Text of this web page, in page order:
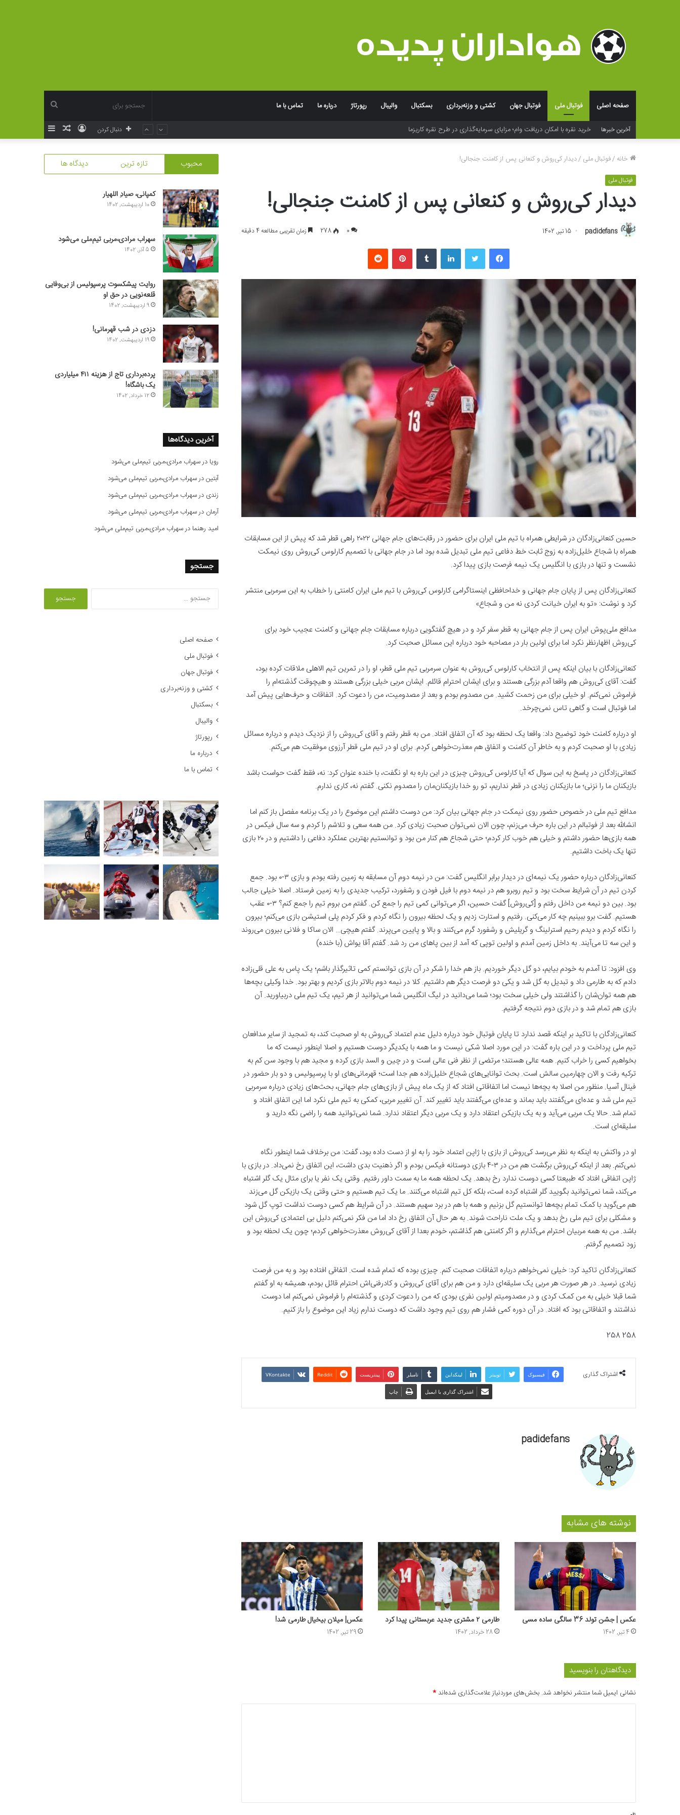
صفحه اصلی فوتبال ملی فوتبال جهان کشتی و وزنه‌برداری بسکتبال والیبال رپورتاژ درباره ما تماس با ما
برای آخرین خبرها
فراتر از لوگو؛ جادوی شخصی‌سازی و بسته‌بندی در خلق تجربه به یاد ماندنی برند
نوشته
ورود دنبال کردن
خانه /فوتبال ملی /دیدار کی‌روش و کنعانی پس از کامنت جنجالی!
فوتبال ملی
دیدار کی‌روش و کنعانی پس از کامنت جنجالی!
padidefans 15 تیر, 1402 0
278 زمان تقریبی مطالعه 4 دقیقه
فیسبوک لینکداین پینتریست
حسین کنعانی‌زادگان در شرایطی همراه با تیم ملی ایران برای حضور در رقابت‌های جام جهانی ۲۰۲۲ راهی قطر شد که پیش از این مسابقات
همراه با شجاع خلیل‌زاده به زوج ثابت خط دفاعی تیم ملی تبدیل شده بود اما در جام جهانی با تصمیم کارلوس کی‌روش روی نیمکت
نشست و تنها در بازی با انگلیس یک نیمه فرصت بازی پیدا کرد.
کنعانی‌زادگان پس از پایان جام جهانی و خداحافظی اینستاگرامی کارلوس کی‌روش با تیم ملی ایران کامنتی را خطاب به این سرمربی منتشر
کرد و نوشت: «تو به ایران خیانت کردی نه من و شجاع»
مدافع ملی‌پوش ایران پس از جام جهانی به قطر سفر کرد و در هیچ گفتگویی درباره مسابقات جام جهانی و کامنت عجیب خود برای
کی‌روش اظهارنظر نکرد اما برای اولین بار در مصاحبه خود درباره این مسائل صحبت کرد.
کنعانی‌زادگان با بیان اینکه پس از انتخاب کارلوس کی‌روش به عنوان سرمربی تیم ملی قطر، او را در تمرین تیم الاهلی ملاقات کرده بود،
گفت: آقای کی‌روش هم واقعا آدم بزرگی هستند و برای ایشان احترام قائلم. ایشان مربی خیلی بزرگی هستند و هیچوقت گذشته‌ام را
فراموش نمی‌کنم. او خیلی برای من زحمت کشید. من مصدوم بودم و بعد از مصدومیت، من را دعوت کرد. اتفاقات و حرف‌هایی پیش‌ آمد
اما فوتبال است و گاهی تاس نمی‌چرخد.
او درباره کامنت خود توضیح داد: واقعا یک لحظه بود که آن اتفاق افتاد. من به قطر رفتم و آقای کی‌روش را از نزدیک دیدم و درباره مسائل
زیادی با او صحبت کردم و به خاطر آن کامنت و اتفاق هم معذرت‌خواهی کردم. برای او در تیم ملی قطر آرزوی موفقیت هم می‌کنم.
کنعانی‌زادگان در پاسخ به این سوال که آیا کارلوس کی‌روش چیزی در این باره به او نگفت، با خنده عنوان کرد: نه، فقط گفت حواست باشد
بازیکنان ما را نزنی؛ ما بازیکنان زیادی در قطر نداریم، تو رو خدا بازیکنان‌مان را مصدوم نکنی. گفتم نه، کاری ندارم.
مدافع تیم ملی در خصوص حضور روی نیمکت در جام جهانی بیان کرد: من دوست داشتم این موضوع را در یک برنامه مفصل باز کنم اما
انشالله بعد از فوتبالم در این باره حرف می‌زنم، چون الان نمی‌توان صحبت زیادی کرد. من همه سعی و تلاشم را کردم و سه سال فیکس در
همه بازی‌ها حضور داشتم و خیلی هم خوب کار کردم؛ حتی شجاع هم کنار من بود و توانستیم بهترین عملکرد دفاعی را داشتیم و در ۲۰ بازی
تنها یک باخت داشتیم.
کنعانی‌زادگان درباره حضور یک نیمه‌ای در دیدار برابر انگلیس گفت: من در نیمه دوم آن مسابقه به زمین رفته بودم و بازی ۳-۰ بود. جمع
کردن تیم در آن شرایط سخت بود و تیم روبرو هم در نیمه دوم با فیل فودن و رشفورد، ترکیب جدیدی را به زمین فرستاد. اصلا خیلی جالب
بود. بین دو نیمه من داخل رفتم و [کی‌روش] گفت حسین، اگر می‌توانی کمی تیم را جمع کن. گفتم من بروم تیم را جمع کنم؟ ۳-۰ عقب
هستیم. گفت برو ببینیم چه کار می‌کنی. رفتیم و استارت زدیم و یک لحظه بیرون را نگاه کردم و فکر کردم پلی استیشن بازی می‌کنم؛ بیرون
را نگاه کردم و دیدم رحیم استرلینگ و گریلیش و رشفورد گرم می‌کنند و بالا و پایین می‌پرند. گفتم هیچی… الان ساکا و فلانی بیرون می‌روند
و این سه تا می‌آیند. به داخل زمین آمدم و اولین توپی که آمد از بین پاهای من رد شد. گفتم آقا یواش (با خنده)
وی افزود: تا آمدم به خودم بیایم، دو گل دیگر خوردیم. باز هم خدا را شکر در آن بازی توانستم کمی تاثیرگذار باشم؛ یک پاس به علی قلی‌زاده
دادم که به طارمی داد و تبدیل به گل شد و یکی دو فرصت دیگر هم داشتیم. کلا در نیمه دوم بالاتر بازی کردیم و بهتر بود. خدا وکیلی بچه‌ها
هم همه توان‌شان را گذاشتند ولی خیلی سخت بود؛ شما می‌دانید در لیگ انگلیس شما می‌توانید از هر تیم، یک تیم ملی دربیاورید. آن
بازی هم تمام شد و در بازی دوم نتیجه گرفتیم.
کنعانی‌زادگان با تاکید بر اینکه قصد ندارد تا پایان فوتبال خود درباره دلیل عدم اعتماد کی‌روش به او صحبت کند، به تمجید از سایر مدافعان
تیم ملی پرداخت و در این باره گفت: در این مورد اصلا شکی نیست و ما همه با یکدیگر دوست هستیم و اصلا اینطور نیست که ما
بخواهیم کسی را خراب کنیم. همه عالی هستند؛ مرتضی از نظر فنی عالی است و در چین و السد بازی کرده و مجید هم با وجود سن کم به
ترکیه رفت و الان چهارمین سالش است. بحث توانایی‌های شجاع خلیل‌زاده هم جدا است؛ قهرمانی‌های او با پرسپولیس و دو بار حضور در
فینال آسیا. منظور من اصلا به بچه‌ها نیست اما اتفاقاتی افتاد که از یک ماه پیش از بازی‌های جام جهانی، بحث‌های زیادی درباره سرمربی
تیم ملی شد و عده‌ای می‌گفتند باید بماند و عده‌ای می‌گفتند باید تغییر کند. آن تغییر مربی، کمکی به تیم ملی نکرد اما این اتفاق افتاد و
تمام شد. حالا یک مربی می‌آید و به یک بازیکن اعتقاد دارد و یک مربی دیگر اعتقاد ندارد. شما نمی‌توانید همه را راضی نگه دارید و
سلیقه‌ای است.
او در واکنش به اینکه به نظر می‌رسد کی‌روش از بازی با ژاپن اعتماد خود را به او از دست داده بود، گفت: من برخلاف شما اینطور نگاه
نمی‌کنم. بعد از اینکه کی‌روش برگشت هم من در ۳-۴ بازی دوستانه فیکس بودم و اگر ذهنیت بدی داشت، این اتفاق رخ نمی‌داد. در بازی با
ژاپن اتفاقی افتاد که طبیعتا کسی دوست ندارد رخ بدهد. یک لحظه همه ما به سمت داور رفتیم. وقتی یک نفر یا برای مثال یک گلر اشتباه
می‌کند، شما نمی‌توانید بگویید گلر اشتباه کرده است، بلکه کل تیم اشتباه می‌کنند. ما یک تیم هستیم و حتی وقتی یک بازیکن گل می‌زند
هم می‌گوید با کمک تمام بچه‌ها توانستیم گل بزنیم و همه با هم در برد سهیم هستند. در آن شرایط هم کسی دوست نداشت توپ گل شود
و مشکلی برای تیم ملی رخ بدهد و یک ملت ناراحت شوند. به هر حال آن اتفاق رخ داد اما من فکر نمی‌کنم دلیل بی اعتمادی کی‌روش این
باشد. من به همه مربیان احترام می‌گذارم و اگر کامنتی هم گذاشتم، خودم بعدا از آقای کی‌روش معذرت‌خواهی کردم؛ چون یک لحظه بود و
زود تصمیم گرفتم.
کنعانی‌زادگان تاکید کرد: خیلی نمی‌خواهم درباره اتفاقات صحبت کنم. چیزی بوده که تمام شده است. اتفاقی افتاده بود و به من فرصت
زیادی نرسید. در هر صورت هر مربی یک سلیقه‌ای دارد و من هم برای آقای کی‌روش و کادرفنی‌اش احترام قائل بودم، همیشه به او گفتم
شما قبلا خیلی به من کمک کردی و در مصدومیتم اولین نفری بودی که من را دعوت کردی و گذشته‌ام را فراموش نمی‌کنم اما دوست
نداشتند و اتفاقاتی بود که افتاد. در آن دوره کمی فشار هم روی تیم وجود داشت که دوست ندارم زیاد این موضوع را باز کنیم.
258 258
اشتراک گذاری فیسبوک توییتر لینکداین تامبلر پینتریست Reddit
VKontakte
اشتراک گذاری با ایمیل چاپ
padidefans
نوشته های مشابه
عکس | جشن تولد 36 سالگی ساده مسی
4 تیر, 1402
طارمی‌ ۲ مشتری جدید عربستانی پیدا کرد
28 خرداد, 1402
عکس‌| میلان بیخیال طارمی شد!
29 تیر, 1402
دیدگاهتان را بنویسید
نشانی ایمیل شما منتشر نخواهد شد. بخش‌های موردنیاز علامت‌گذاری شده‌اند*
*
محبوب تازه ترین دیدگاه ها
کمپانی، صیادِ اللهیار
10 اردیبهشت, 1402
سهراب مرادی،مربی تیم‌ملی می‌شود
5 آذر, 1402
روایت پیشکسوت پرسپولیس از بی‌وفایی
قلعه‌نویی در حق او
9 اردیبهشت, 1402
دزدی در شب قهرمانی!
19 اردیبهشت, 1402
پرده‌برداری تاج از هزینه ۴۱۱ میلیاردی
یک باشگاه!
12 خرداد, 1402
آخرین دیدگاه‌ها
رویا درسهراب مرادی،مربی تیم‌ملی می‌شود
آبتیندرسهراب مرادی،مربی تیم‌ملی می‌شود
زندی درسهراب مرادی،مربی تیم‌ملی می‌شود
آرمان درسهراب مرادی،مربی تیم‌ملی می‌شود
امید رهنما درسهراب مرادی،مربی تیم‌ملی می‌شود
جستجو
صفحه اصلی
فوتبال ملی
فوتبال جهان
کشتی و وزنه‌برداری
بسکتبال
والیبال
رپورتاژ
درباره ما
تماس با ما